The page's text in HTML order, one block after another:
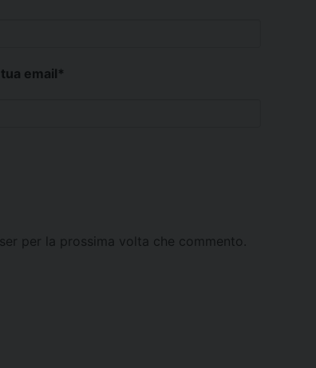
email*
per la prossima volta che commento.